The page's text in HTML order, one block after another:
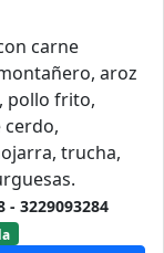
carne
aroz
pollo frito,
cerdo,
trucha,
- 3229093284